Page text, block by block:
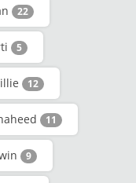
22
5
12
11
9